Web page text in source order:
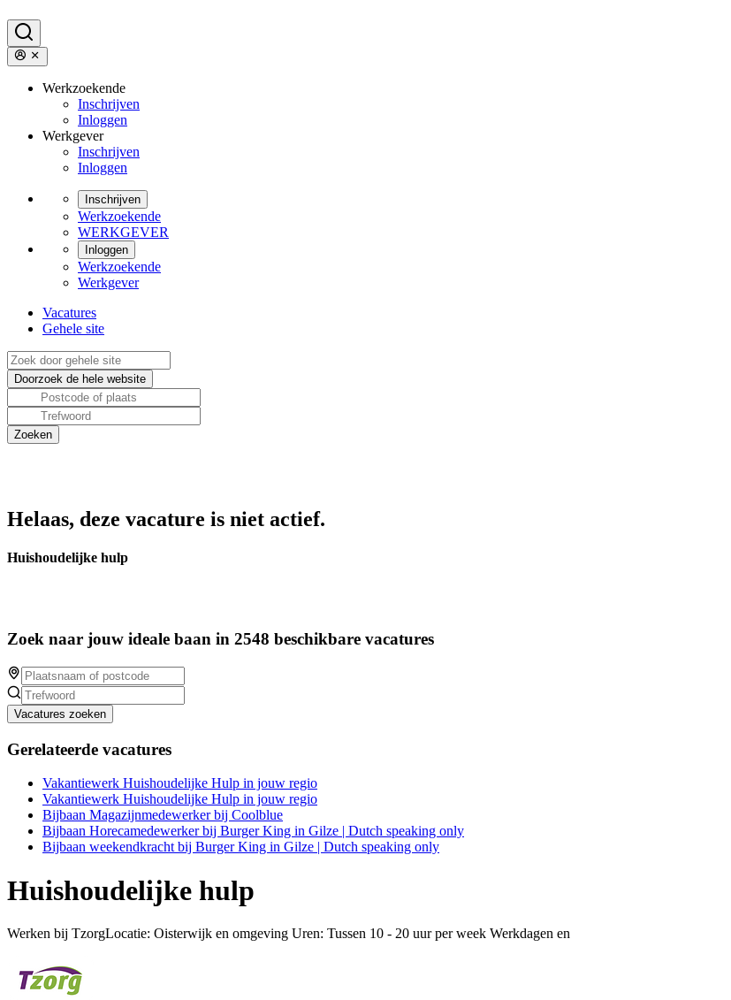
Werkzoekende
Inschrijven
Inloggen
Werkgever
Inschrijven
Inloggen
Inschrijven
Werkzoekende
WERKGEVER
Inloggen
Werkzoekende
Werkgever
Vacatures
Gehele site
Helaas, deze vacature is niet actief.
Huishoudelijke hulp
Zoek naar jouw ideale baan in 2548 beschikbare vacatures
Vacatures zoeken
Gerelateerde vacatures
Vakantiewerk Huishoudelijke Hulp in jouw regio
Vakantiewerk Huishoudelijke Hulp in jouw regio
Bijbaan Magazijnmedewerker bij Coolblue
Bijbaan Horecamedewerker bij Burger King in Gilze | Dutch speaking only
Bijbaan weekendkracht bij Burger King in Gilze | Dutch speaking only
Huishoudelijke hulp
Werken bij TzorgLocatie: Oisterwijk en omgeving Uren: Tussen 10 - 20 uur per week Werkdagen en